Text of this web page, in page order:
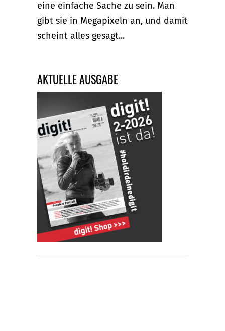
eine einfache Sache zu sein. Man
gibt sie in Megapixeln an, und damit
scheint alles gesagt...
AKTUELLE AUSGABE